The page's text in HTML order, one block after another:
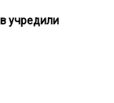
учредили